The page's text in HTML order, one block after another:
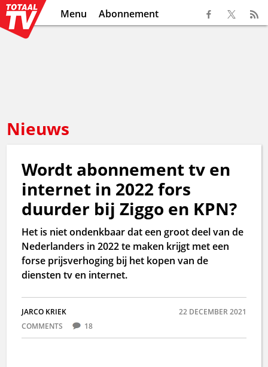
Menu Abonnement
Nieuws
Wordt abonnement tv en
internet in 2022 fors
duurder bij Ziggo en KPN?
Het is niet ondenkbaar dat een groot deel van de
Nederlanders in 2022 te maken krijgt met een
forse prijsverhoging bij het kopen van de
diensten tv en internet.
JARCO KRIEK
22 DECEMBER 2021
COMMENTS
18